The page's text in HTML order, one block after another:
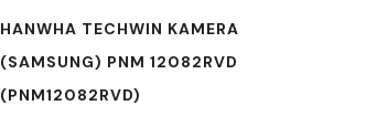
HANWHA TECHWIN KAMERA
(SAMSUNG) PNM 12082RVD
(PNM12082RVD)